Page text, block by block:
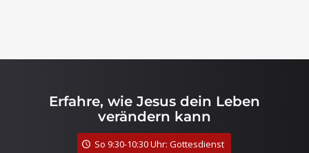
Erfahre, wie Jesus dein Leben
verändern kann
So 9:30-10:30 Uhr: Gottesdienst